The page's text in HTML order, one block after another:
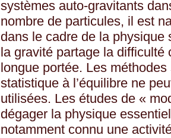
systèmes auto-gravitants
nombre de particules, il est
dans le cadre de la
la gravité partage la
longue portée. Les
statistique à l’équilibre ne
utilisées. Les études de «
dégager la physique
notamment connu une